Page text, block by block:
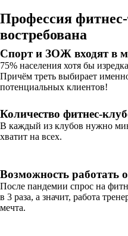
Профессия
востребована
Спорт и ЗОЖ входят в
75% населения хотя бы
Причём треть выбирает
потенциальных клиентов!
Количество фитнес-
В каждый из клубов нужно
хватит на всех.
Возможность работать
После пандемии спрос на
в 3 раза, а значит, работа
мечта.